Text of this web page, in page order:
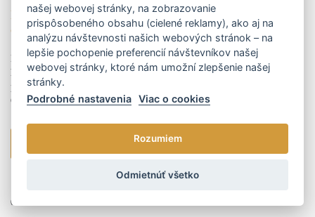
Kategorizácia zdravotníckych pomôcok bez referenčných
cien z EÚ
K tomu, aby bola zdravotnícka pomôcka na Slovensku štandardne
hradená zdravotnými poisťovňami, je potrebné, aby úspešne prešla
procesom kategorizácie a bola zaradená do tzv. kategorizačného zoznamu.
O...
01.01.2024
našej webovej stránky, na zobrazovanie
prispôsobeného obsahu (cielené reklamy), ako aj na
analýzu návštevnosti našich webových stránok – na
lepšie pochopenie preferencií návštevníkov našej
webovej stránky, ktoré nám umožní zlepšenie našej
stránky.
Podrobné nastavenia
Viac o cookies
Rozumiem
Odmietnúť všetko